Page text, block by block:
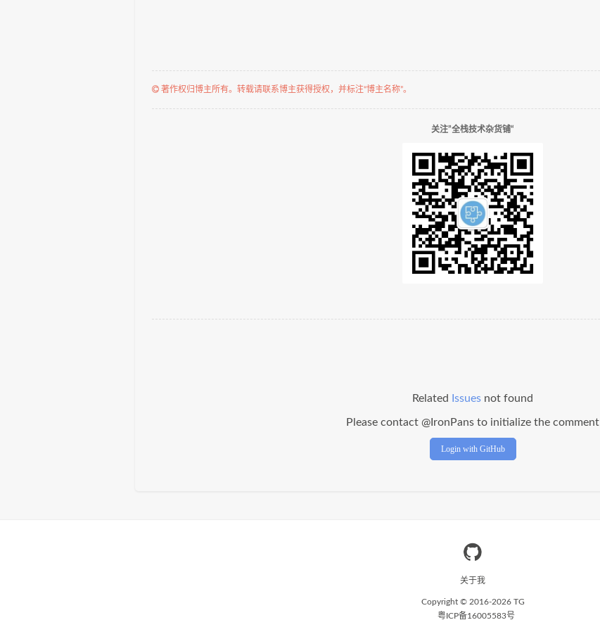
著作权归博主所有。转载请联系博主获得授权，并标注“博主名称”。
关注”全栈技术杂货铺“
Related Issues not found
Please contact @IronPans to initialize the comment
Login with GitHub
关于我
Copyright © 2016-2026 TG
粤ICP备16005583号